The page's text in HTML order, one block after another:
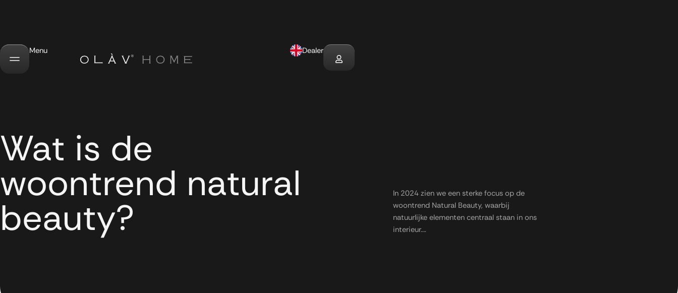
Menu Dealer
Wat is de
woontrend natural
beauty?
In 2024 zien we een sterke focus op de
woontrend Natural Beauty, waarbij
natuurlijke elementen centraal staan in ons
interieur….